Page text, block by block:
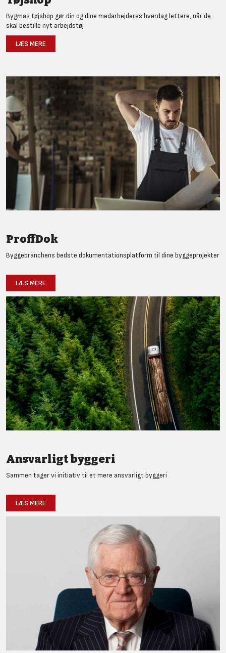
Bygmas tøjshop gør din og dine medarbejderes hverdag lettere, når de
skal bestille nyt arbejdstøj
LÆS MERE
ProffDok
Byggebranchens bedste dokumentationsplatform til dine byggeprojekter
LÆS MERE
Ansvarligt byggeri
Sammen tager vi initiativ til et mere ansvarligt byggeri
LÆS MERE